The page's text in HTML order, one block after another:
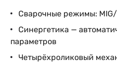
Сварочные режимы: MIG/
Синергетика —
параметров
Четырёхроликовый